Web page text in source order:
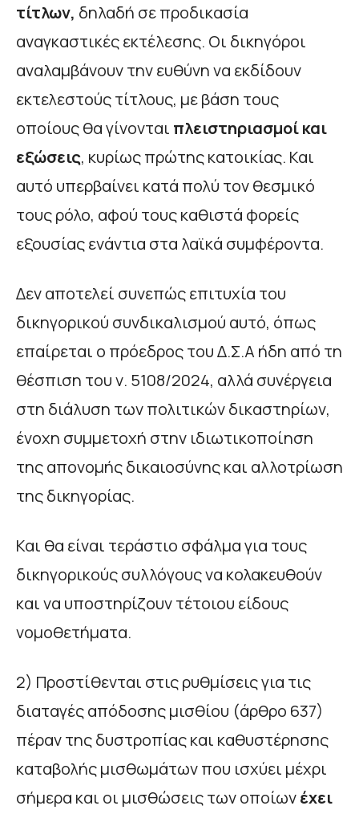
τίτλων, δηλαδή σε προδικασία
αναγκαστικές εκτέλεσης. Οι δικηγόροι
αναλαμβάνουν την ευθύνη να εκδίδουν
εκτελεστούς τίτλους, με βάση τους
οποίους θα γίνονται πλειστηριασμοί και
εξώσεις, κυρίως πρώτης κατοικίας. Και
αυτό υπερβαίνει κατά πολύ τον θεσμικό
τους ρόλο, αφού τους καθιστά φορείς
εξουσίας ενάντια στα λαϊκά συμφέροντα.
Δεν αποτελεί συνεπώς επιτυχία του
δικηγορικού συνδικαλισμού αυτό, όπως
επαίρεται ο πρόεδρος του Δ.Σ.Α ήδη από τη
θέσπιση του ν. 5108/2024, αλλά συνέργεια
στη διάλυση των πολιτικών δικαστηρίων,
ένοχη συμμετοχή στην ιδιωτικοποίηση
της απονομής δικαιοσύνης και αλλοτρίωση
της δικηγορίας.
Και θα είναι τεράστιο σφάλμα για τους
δικηγορικούς συλλόγους να κολακευθούν
και να υποστηρίζουν τέτοιου είδους
νομοθετήματα.
2) Προστίθενται στις ρυθμίσεις για τις
διαταγές απόδοσης μισθίου (άρθρο 637)
πέραν της δυστροπίας και καθυστέρησης
καταβολής μισθωμάτων που ισχύει μέχρι
σήμερα και οι μισθώσεις των οποίωνέχει